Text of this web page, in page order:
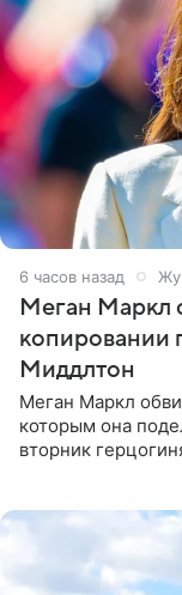
6 часов назад
Меган Маркл
копировании
Миддлтон
Меган Маркл
которым она
вторник